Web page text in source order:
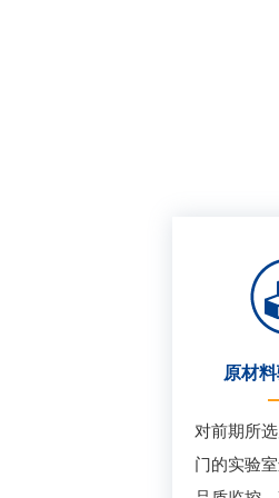
原材
对前期所
门的实验